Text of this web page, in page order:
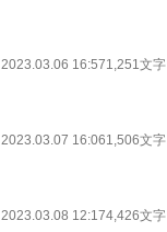
2023.03.06 16:571,251文字
2023.03.07 16:061,506文字
2023.03.08 12:174,426文字